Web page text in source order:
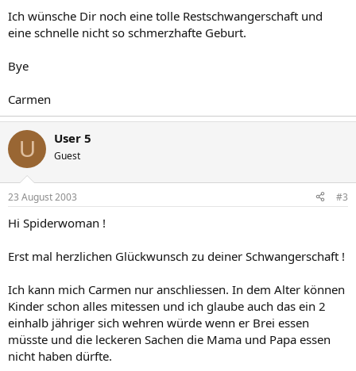
Ich wünsche Dir noch eine tolle Restschwangerschaft und
eine schnelle nicht so schmerzhafte Geburt.
Bye
Carmen
U User 5
Guest
23 August 2003 #3
Hi Spiderwoman !
Erst mal herzlichen Glückwunsch zu deiner Schwangerschaft !
Ich kann mich Carmen nur anschliessen. In dem Alter können
Kinder schon alles mitessen und ich glaube auch das ein 2
einhalb jähriger sich wehren würde wenn er Brei essen
müsste und die leckeren Sachen die Mama und Papa essen
nicht haben dürfte.